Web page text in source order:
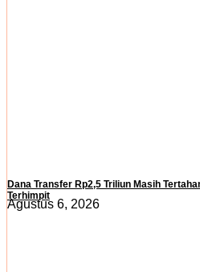
Dana Transfer Rp2,5 Triliun Masih
Terhimpit
Agustus 6, 2026